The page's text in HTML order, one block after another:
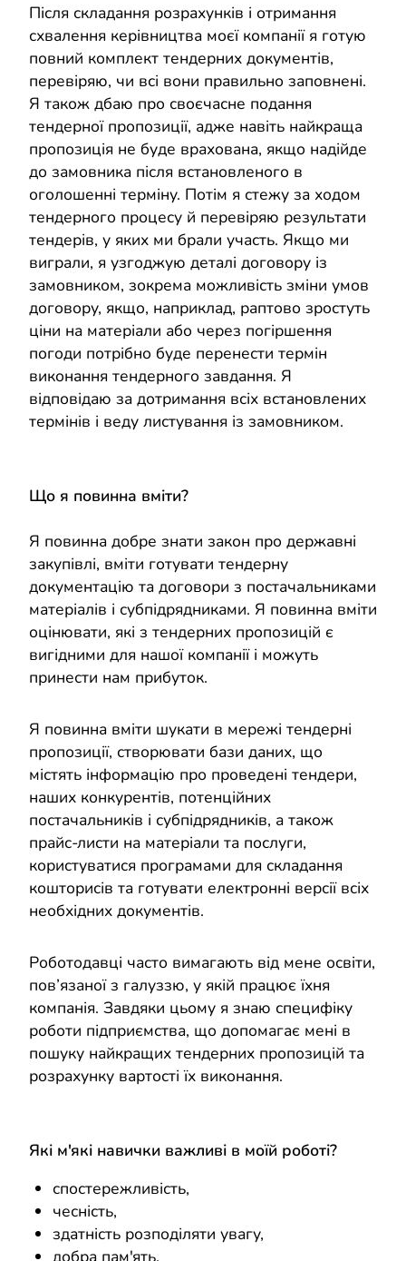
Після складання розрахунків і отримання
схвалення керівництва моєї компанії я готую
повний комплект тендерних документів,
перевіряю, чи всі вони правильно заповнені.
Я також дбаю про своєчасне подання
тендерної пропозиції, адже навіть найкраща
пропозиція не буде врахована, якщо надійде
до замовника після встановленого в
оголошенні терміну. Потім я стежу за ходом
тендерного процесу й перевіряю результати
тендерів, у яких ми брали участь. Якщо ми
виграли, я узгоджую деталі договору із
замовником, зокрема можливість зміни умов
договору, якщо, наприклад, раптово зростуть
ціни на матеріали або через погіршення
погоди потрібно буде перенести термін
виконання тендерного завдання. Я
відповідаю за дотримання всіх встановлених
термінів і веду листування із замовником.
Що я повинна вміти?
Я повинна добре знати закон про державні
закупівлі, вміти готувати тендерну
документацію та договори з постачальниками
матеріалів і субпідрядниками. Я повинна вміти
оцінювати, які з тендерних пропозицій є
вигідними для нашої компанії і можуть
принести нам прибуток.
Я повинна вміти шукати в мережі тендерні
пропозиції, створювати бази даних, що
містять інформацію про проведені тендери,
наших конкурентів, потенційних
постачальників і субпідрядників, а також
прайс-листи на матеріали та послуги,
користуватися програмами для складання
кошторисів та готувати електронні версії всіх
необхідних документів.
Роботодавці часто вимагають від мене освіти,
пов’язаної з галуззю, у якій працює їхня
компанія. Завдяки цьому я знаю специфіку
роботи підприємства, що допомагає мені в
пошуку найкращих тендерних пропозицій та
розрахунку вартості їх виконання.
Які м'які навички важливі в моїй роботі?
спостережливість,
чесність,
здатність розподіляти увагу,